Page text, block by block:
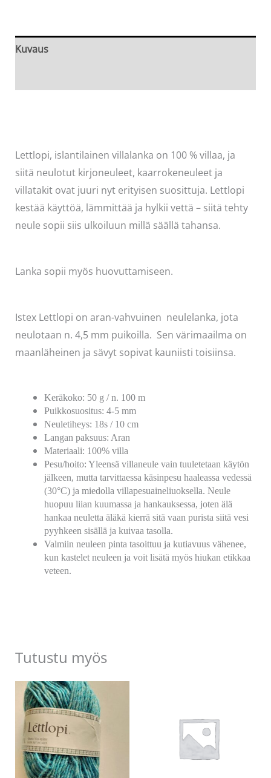
10
Kuvaus
Lettlopi, islantilainen villalanka on 100 % villaa, ja
siitä neulotut kirjoneuleet, kaarrokeneuleet ja
villatakit ovat juuri nyt erityisen suosittuja. Lettlopi
kestää käyttöä, lämmittää ja hylkii vettä – siitä tehty
neule sopii siis ulkoiluun millä säällä tahansa.
Lanka sopii myös huovuttamiseen.
Istex Lettlopi on aran-vahvuinen neulelanka, jota
neulotaan n. 4,5 mm puikoilla. Sen värimaailma on
maanläheinen ja sävyt sopivat kauniisti toisiinsa.
Keräkoko: 50 g / n. 100 m
Puikkosuositus: 4-5 mm
Neuletiheys: 18s / 10 cm
Langan paksuus: Aran
Materiaali: 100% villa
Pesu/hoito: Yleensä villaneule vain tuuletetaan käytön
jälkeen, mutta tarvittaessa käsinpesu haaleassa vedessä
(30°C) ja miedolla villapesuaineliuoksella. Neule
huopuu liian kuumassa ja hankauksessa, joten älä
hankaa neuletta äläkä kierrä sitä vaan purista siitä vesi
pyyhkeen sisällä ja kuivaa tasolla.
Valmiin neuleen pinta tasoittuu ja kutiavuus vähenee,
kun kastelet neuleen ja voit lisätä myös hiukan etikkaa
veteen.
Tutustu myös